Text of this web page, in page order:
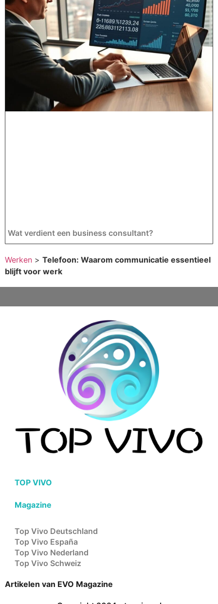
Wat verdient een business consultant?
Werken > Telefoon: Waarom communicatie essentieel
blijft voor werk
TOP VIVO
Magazine
Top Vivo Deutschland
Top Vivo España
Top Vivo Nederland
Top Vivo Schweiz
Artikelen van EVO Magazine